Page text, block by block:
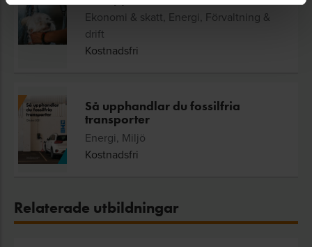
Ekonomi & skatt, Energi, Förvaltning &
drift
Kostnadsfri
Så upphandlar du fossilfria
transporter
Energi, Miljö
Kostnadsfri
Relaterade utbildningar